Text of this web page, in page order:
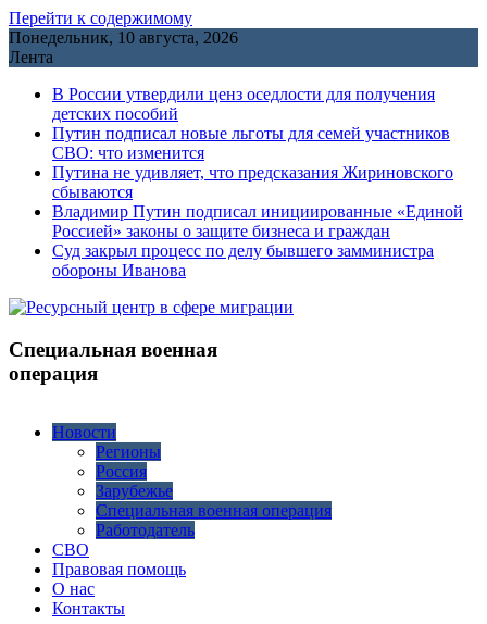
Перейти к содержимому
Понедельник, 10 августа, 2026
Лента
В России утвердили ценз оседлости для получения
детских пособий
Путин подписал новые льготы для семей участников
СВО: что изменится
Путина не удивляет, что предсказания Жириновского
сбываются
Владимир Путин подписал инициированные «Единой
Россией» законы о защите бизнеса и граждан
Cуд закрыл процесс по делу бывшего замминистра
обороны Иванова
Специальная военная
операция
Новости
Регионы
Россия
Зарубежье
Специальная военная операция
Работодатель
СВО
Правовая помощь
О нас
Контакты